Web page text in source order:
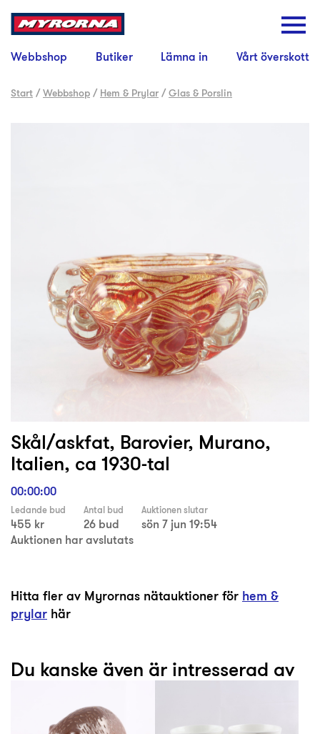
Webbshop Butiker Lämna in Vårt överskott
Start /Webbshop / Hem & Prylar /Glas & Porslin
Skål/askfat, Barovier, Murano,
Italien, ca 1930-tal
00:00:00
Ledande bud
455 kr
Antal bud
26 bud
Auktionen slutar
sön 7 jun 19:54
Auktionen har avslutats
Hitta fler av Myrornas nätauktioner för hem &
prylar här
Du kanske även är intresserad av